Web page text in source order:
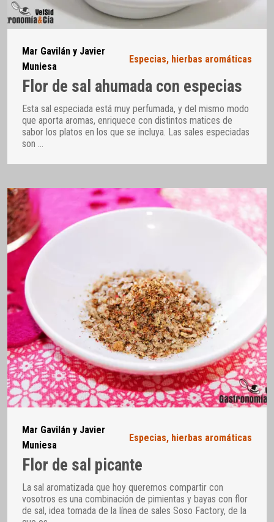
Mar Gavilán y Javier
Muniesa
Especias, hierbas aromáticas
Flor de sal ahumada con especias
Esta sal especiada está muy perfumada, y del mismo modo
que aporta aromas, enriquece con distintos matices de
sabor los platos en los que se incluya. Las sales especiadas
son …
Mar Gavilán y Javier
Muniesa
Especias, hierbas aromáticas
Flor de sal picante
La sal aromatizada que hoy queremos compartir con
vosotros es una combinación de pimientas y bayas con flor
de sal, idea tomada de la línea de sales Soso Factory, de la